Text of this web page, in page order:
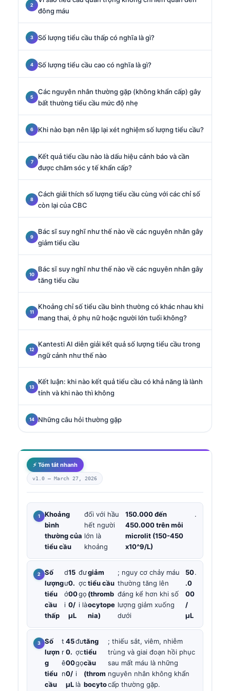
đông máu
Số lượng tiểu cầu thấp có nghĩa là gì?
Số lượng tiểu cầu cao có nghĩa là gì?
Các nguyên nhân thường gặp (không khẩn cấp) gây
bất thường tiểu cầu mức độ nhẹ
Khi nào bạn nên lặp lại xét nghiệm số lượng tiểu cầu?
Kết quả tiểu cầu nào là dấu hiệu cảnh báo và cần
được chăm sóc y tế khẩn cấp?
Cách giải thích số lượng tiểu cầu cùng với các chỉ số
còn lại của CBC
Bác sĩ suy nghĩ như thế nào về các nguyên nhân gây
giảm tiểu cầu
Bác sĩ suy nghĩ như thế nào về các nguyên nhân gây
tăng tiểu cầu
Khoảng chỉ số tiểu cầu bình thường có khác nhau khi
mang thai, ở phụ nữ hoặc người lớn tuổi không?
Kantesti AI diễn giải kết quả số lượng tiểu cầu trong
ngữ cảnh như thế nào
Kết luận: khi nào kết quả tiểu cầu có khả năng là lành
tính và khi nào thì không
Những câu hỏi thường gặp
⚡ Tóm tắt nhanh
v1.0 — March 27, 2026
Khoảng
bình
thường của
tiểu cầu
đối với hầu
hết người
lớn là
khoảng
150.000 đến
450.000 trên mỗi
microlit (150-450
x10^9/L)
.
Số
lượng
tiểu
cầu
thấp
d
ư
ớ
i
15
0.
00
0/
µL
đư
ợc
gọ
i là
giảm
tiểu cầu
(thromb
ocytope
nia)
; nguy cơ chảy máu
thường tăng lên
đáng kể hơn khi số
lượng giảm xuống
dưới
50
.0
00
/
µL
.
Số
lượn
g
tiểu
cầu
t
r
ê
n
45
0.
00
0/
µL
đư
ợc
gọ
i
là
tăng
tiểu
cầu
(throm
bocyto
; thiếu sắt, viêm, nhiễm
trùng và giai đoạn hồi phục
sau mất máu là những
nguyên nhân không khẩn
cấp thường gặp.